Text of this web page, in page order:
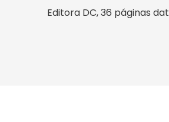
Editora DC, 36 páginas